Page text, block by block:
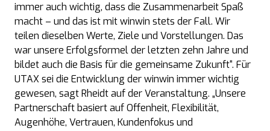
immer auch wichtig, dass die Zusammenarbeit Spaß
macht – und das ist mit winwin stets der Fall. Wir
teilen dieselben Werte, Ziele und Vorstellungen. Das
war unsere Erfolgsformel der letzten zehn Jahre und
bildet auch die Basis für die gemeinsame Zukunft“. Für
UTAX sei die Entwicklung der winwin immer wichtig
gewesen, sagt Rheidt auf der Veranstaltung. „Unsere
Partnerschaft basiert auf Offenheit, Flexibilität,
Augenhöhe, Vertrauen, Kundenfokus und